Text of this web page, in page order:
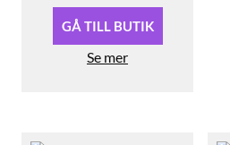
GÅ TILL BUTIK
Se mer